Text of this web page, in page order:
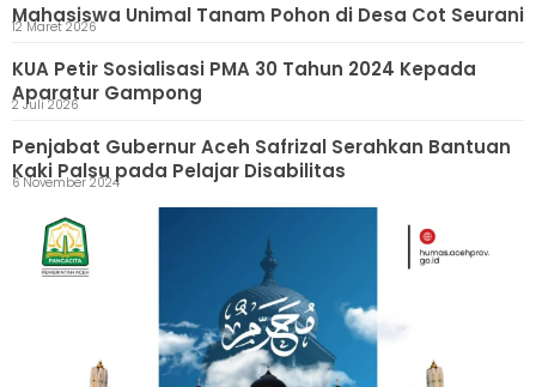
Mahasiswa Unimal Tanam Pohon di Desa Cot Seurani
12 Maret 2026
KUA Petir Sosialisasi PMA 30 Tahun 2024 Kepada
Aparatur Gampong
2 Juli 2026
Penjabat Gubernur Aceh Safrizal Serahkan Bantuan
Kaki Palsu pada Pelajar Disabilitas
6 November 2024